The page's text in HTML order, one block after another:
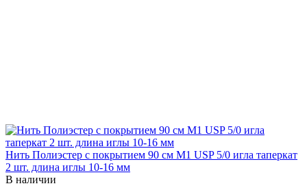
Нить Полиэстер с покрытием 90 см М1 USP 5/0 игла таперкат
2 шт. длина иглы 10-16 мм
В наличии